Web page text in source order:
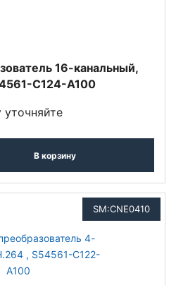
16-канальный,
C124-A100
уточняйте
В корзину
SM:CNE0410